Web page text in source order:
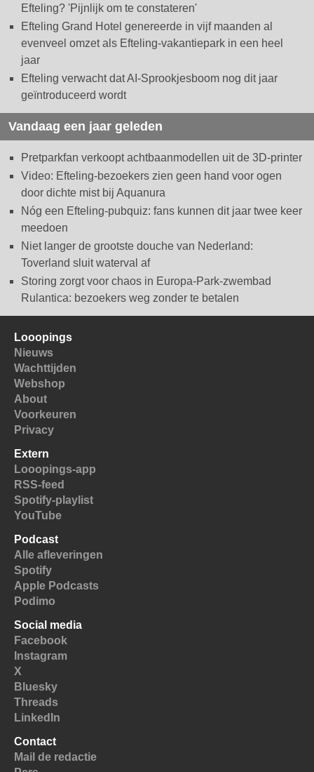
Efteling? 'Pijnlijk om te constateren'
Efteling Grand Hotel genereerde in vijf maanden al
evenveel omzet als Efteling-vakantiepark in een heel
jaar
Efteling verwacht dat AI-Sprookjesboom nog dit jaar
geïntroduceerd wordt
Vandaag een jaar geleden
Pretparkfan verkoopt achtbaanmodellen uit de 3D-printer
Video: Efteling-bezoekers zien geen hand voor ogen
door dichte mist bij Aquanura
Nóg een Efteling-pubquiz: fans kunnen dit jaar twee keer
meedoen
Niet langer de grootste douche van Nederland:
Toverland sluit waterval af
Storing zorgt voor chaos in Europa-Park-zwembad
Rulantica: bezoekers weg zonder te betalen
Looopings
Nieuws
Wachttijden
Webshop
About
Voorkeuren
Privacy
Extern
Looopings-app
RSS-feed
Spotify-playlist
YouTube
Podcast
Alle afleveringen
Spotify
Apple Podcasts
Podimo
Social media
Facebook
Instagram
X
Bluesky
Threads
LinkedIn
Contact
Mail de redactie